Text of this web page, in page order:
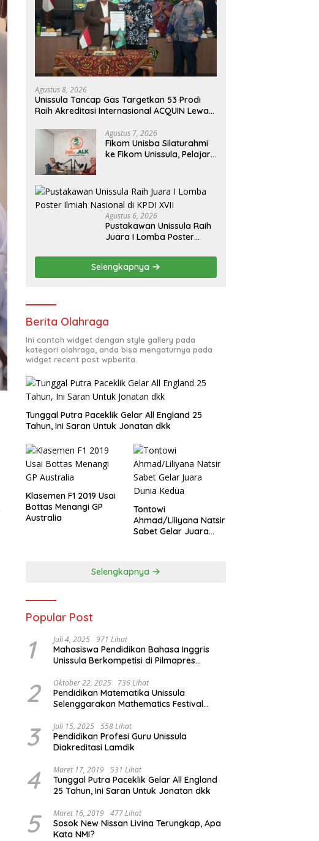
Agustus 8, 2026
Unissula Tancap Gas Targetkan 53 Prodi
Raih Akreditasi Internasional ACQUIN Lewat
Agustus 7, 2026
Fikom Unisba Silaturahmi
ke Fikom Unissula, Pelajari
Agustus 6, 2026
Pustakawan Unissula Raih
Juara I Lomba Poster
Selengkapnya
Berita Olahraga
Ini contoh widget dengan style gallery pada
kategori olahraga, anda bisa mengaturnya pada
widget recent post wpberita.
Tunggal Putra Paceklik Gelar All England 25
Tahun, Ini Saran Untuk Jonatan dkk
Klasemen F1 2019 Usai
Bottas Menangi GP
Australia
Tontowi
Ahmad/Liliyana Natsir
Sabet Gelar Juara
Selengkapnya
Popular Post
1 Juli 4, 2025 971 Lihat
Mahasiswa Pendidikan Bahasa Inggris
Unissula Berkompetisi di Pilmapres
2 Oktober 22, 2025 736 Lihat
Pendidikan Matematika Unissula
Selenggarakan Mathematics Festival
3 Juli 15, 2025 558 Lihat
Pendidikan Profesi Guru Unissula
Diakreditasi Lamdik
4 Maret 17, 2019 531 Lihat
Tunggal Putra Paceklik Gelar All England
25 Tahun, Ini Saran Untuk Jonatan dkk
5 Maret 16, 2019 477 Lihat
Sosok New Nissan Livina Terungkap, Apa
Kata NMI?